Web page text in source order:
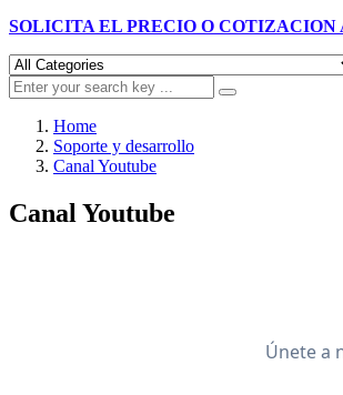
SOLICITA EL PRECIO O COTIZACION
Home
Soporte y desarrollo
Canal Youtube
Canal Youtube
Únete a